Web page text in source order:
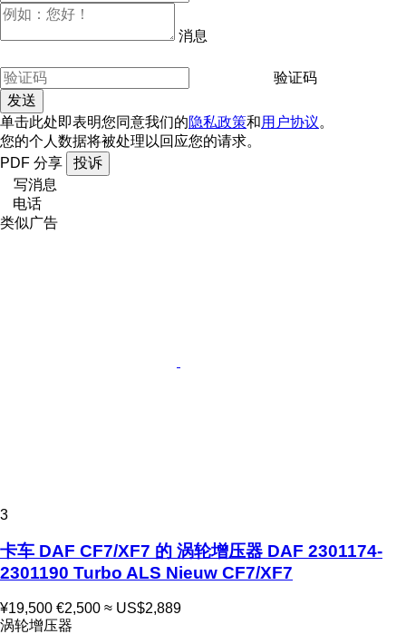
消息
验证码
单击此处即表明您同意我们的隐私政策和用户协议。
您的个人数据将被处理以回应您的请求。
PDF 分享
投诉
写消息
电话
类似广告
3
卡车 DAF CF7/XF7 的 涡轮增压器 DAF 2301174-
2301190 Turbo ALS Nieuw CF7/XF7
¥19,500 €2,500 ≈ US$2,889
涡轮增压器